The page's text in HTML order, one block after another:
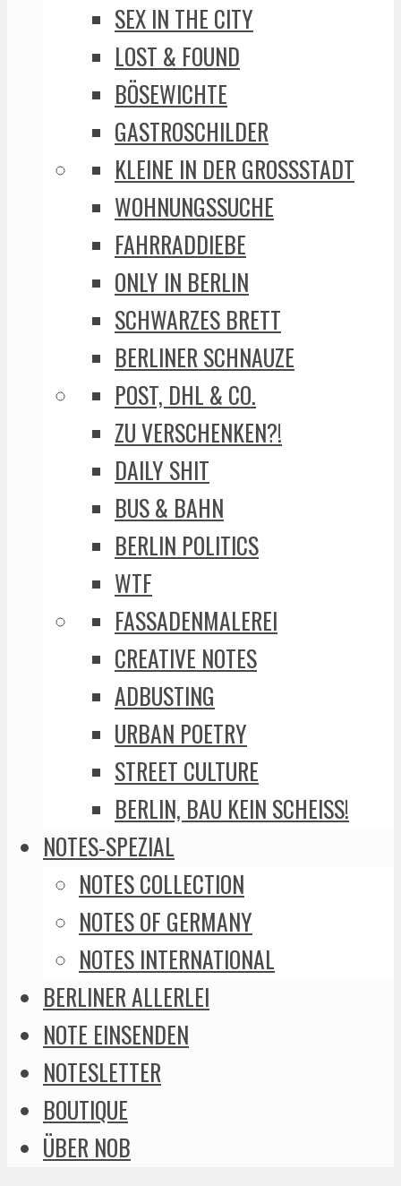
SEX IN THE CITY
LOST & FOUND
BÖSEWICHTE
GASTROSCHILDER
KLEINE IN DER GROSSSTADT
WOHNUNGSSUCHE
FAHRRADDIEBE
ONLY IN BERLIN
SCHWARZES BRETT
BERLINER SCHNAUZE
POST, DHL & CO.
ZU VERSCHENKEN?!
DAILY SHIT
BUS & BAHN
BERLIN POLITICS
WTF
FASSADENMALEREI
CREATIVE NOTES
ADBUSTING
URBAN POETRY
STREET CULTURE
BERLIN, BAU KEIN SCHEISS!
NOTES-SPEZIAL
NOTES COLLECTION
NOTES OF GERMANY
NOTES INTERNATIONAL
BERLINER ALLERLEI
NOTE EINSENDEN
NOTESLETTER
BOUTIQUE
ÜBER NOB